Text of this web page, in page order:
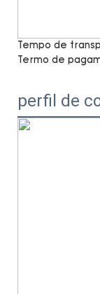
Tempo de
Termo de
perfil de